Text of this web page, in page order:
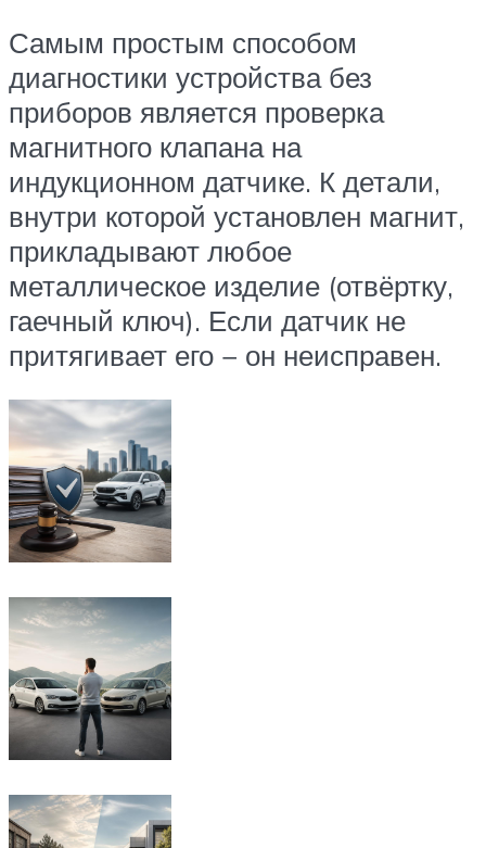
Самым простым способом
диагностики устройства без
приборов является проверка
магнитного клапана на
индукционном датчике. К детали,
внутри которой установлен магнит,
прикладывают любое
металлическое изделие (отвёртку,
гаечный ключ). Если датчик не
притягивает его − он неисправен.